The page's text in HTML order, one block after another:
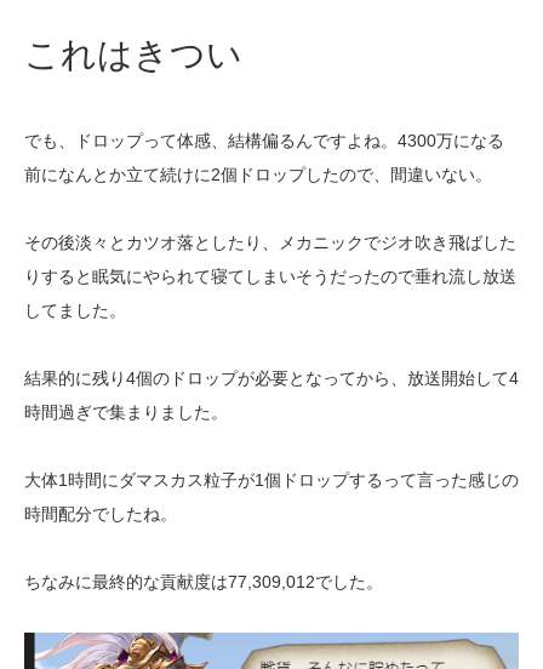
これはきつい
でも、ドロップって体感、結構偏るんですよね。4300万になる
前になんとか立て続けに2個ドロップしたので、間違いない。
その後淡々とカツオ落としたり、メカニックでジオ吹き飛ばした
りすると眠気にやられて寝てしまいそうだったので垂れ流し放送
してました。
結果的に残り4個のドロップが必要となってから、放送開始して4
時間過ぎで集まりました。
大体1時間にダマスカス粒子が1個ドロップするって言った感じの
時間配分でしたね。
ちなみに最終的な貢献度は77,309,012でした。